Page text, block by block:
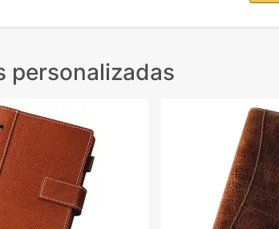
personalizadas